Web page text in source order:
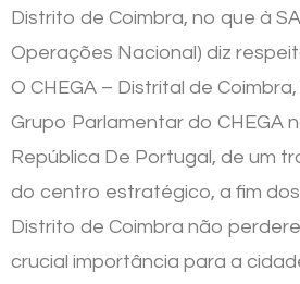
Distrito de Coimbra, no que à
Operações Nacional) diz
O CHEGA – Distrital de
Grupo Parlamentar do CHEGA
República De Portugal, de um
do centro estratégico, a fim
Distrito de Coimbra não
crucial importância para a